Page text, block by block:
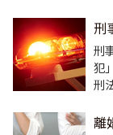
刑
刑
犯
刑
離